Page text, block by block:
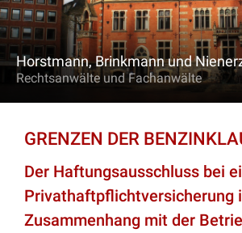
Horstmann, Brinkmann und
Rechtsanwälte und Fachanwälte
GRENZEN DER
Der Haftungsausschluss bei
Privathaftpflichtversicherung
Zusammenhang mit der